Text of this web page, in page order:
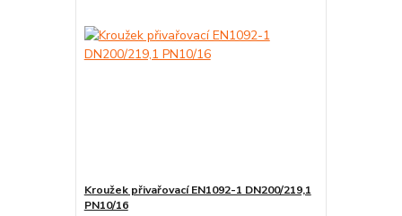
Kroužek přivařovací EN1092-1 DN200/219,1
PN10/16